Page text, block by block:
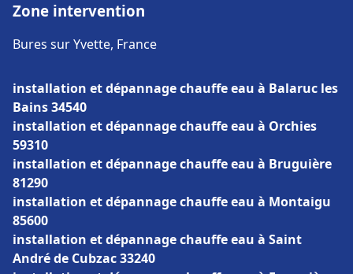
Zone intervention
Bures sur Yvette, France
installation et dépannage chauffe eau à Balaruc les
Bains 34540
installation et dépannage chauffe eau à Orchies
59310
installation et dépannage chauffe eau à Bruguière
81290
installation et dépannage chauffe eau à Montaigu
85600
installation et dépannage chauffe eau à Saint
André de Cubzac 33240